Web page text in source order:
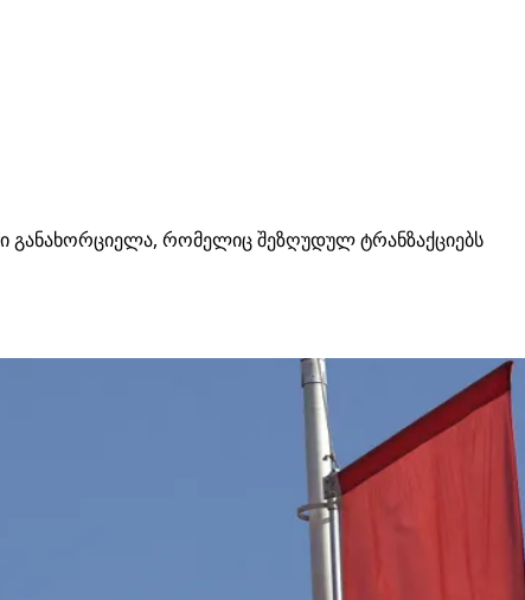
განახორციელა, რომელიც შეზღუდულ ტრანზაქციებს